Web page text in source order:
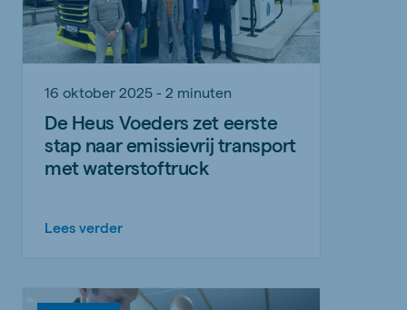
16 oktober 2025 - 2 minuten
De Heus Voeders zet eerste
stap naar emissievrij transport
met waterstoftruck
Lees verder